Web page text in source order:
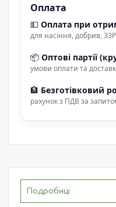
Оплата
💵 Оплата при
для насіння, добрив, ЗЗР
📦 Оптові партії
умови оплати та
🏦 Безготівковий
рахунок з ПДВ за
Подробиці